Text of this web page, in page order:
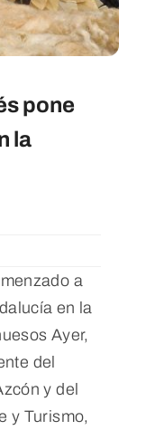
pone
la
a
en la
Ayer,
del
y del
y Turismo,